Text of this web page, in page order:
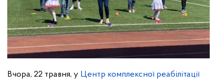
Вчора, 22 травня, у Центр комплексної реабілітації